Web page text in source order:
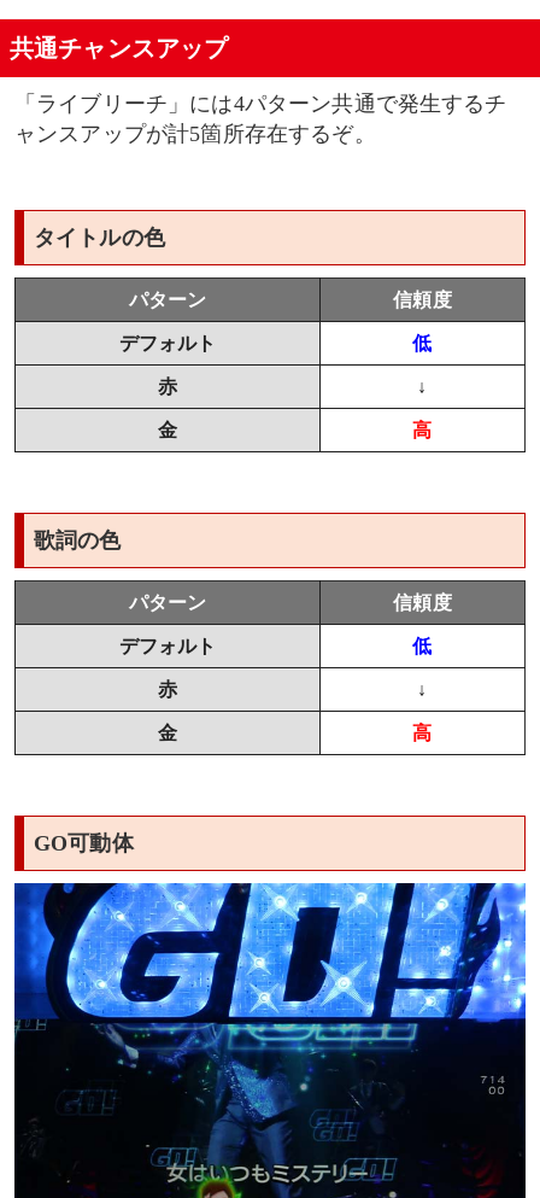
共通チャンスアップ
「ライブリーチ」には4パターン共通で発生するチ
ャンスアップが計5箇所存在するぞ。
タイトルの色
パターン 信頼度
デフォルト 低
赤 ↓
金 高
歌詞の色
パターン 信頼度
デフォルト 低
赤 ↓
金 高
GO可動体